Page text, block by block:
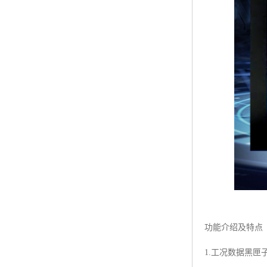
功能介绍及特点
1.工况数据黑匣